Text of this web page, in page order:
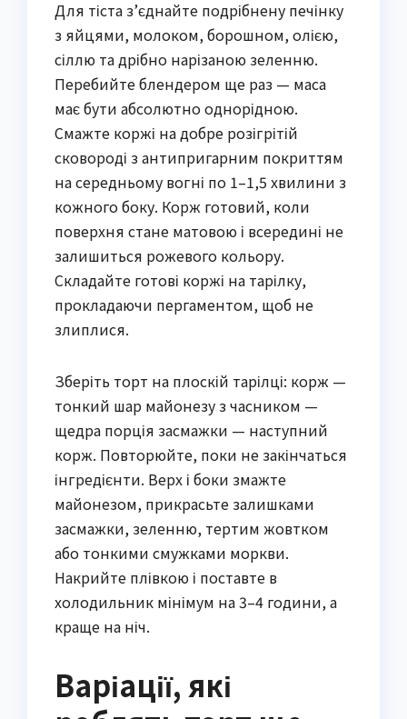
Для тіста з’єднайте подрібнену печінку
з яйцями, молоком, борошном, олією,
сіллю та дрібно нарізаною зеленню.
Перебийте блендером ще раз — маса
має бути абсолютно однорідною.
Смажте коржі на добре розігрітій
сковороді з антипригарним покриттям
на середньому вогні по 1–1,5 хвилини з
кожного боку. Корж готовий, коли
поверхня стане матовою і всередині не
залишиться рожевого кольору.
Складайте готові коржі на тарілку,
прокладаючи пергаментом, щоб не
злиплися.
Зберіть торт на плоскій тарілці: корж —
тонкий шар майонезу з часником —
щедра порція засмажки — наступний
корж. Повторюйте, поки не закінчаться
інгредієнти. Верх і боки змажте
майонезом, прикрасьте залишками
засмажки, зеленню, тертим жовтком
або тонкими смужками моркви.
Накрийте плівкою і поставте в
холодильник мінімум на 3–4 години, а
краще на ніч.
Варіації, які